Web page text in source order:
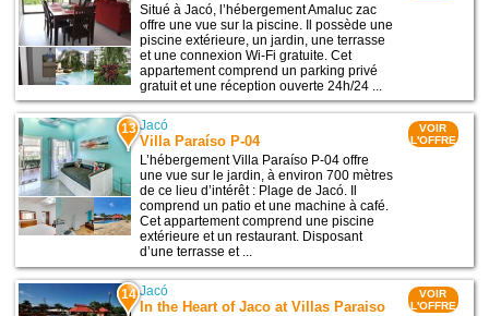
Situé à Jacó, l’hébergement Amaluc zac
offre une vue sur la piscine. Il possède une
piscine extérieure, un jardin, une terrasse
et une connexion Wi-Fi gratuite. Cet
appartement comprend un parking privé
gratuit et une réception ouverte 24h/24 ...
13 Jacó
Villa Paraíso P-04
L’hébergement Villa Paraíso P-04 offre
une vue sur le jardin, à environ 700 mètres
de ce lieu d’intérêt : Plage de Jacó. Il
comprend un patio et une machine à café.
Cet appartement comprend une piscine
extérieure et un restaurant. Disposant
d’une terrasse et ...
VOIR
L'OFFRE
14 Jacó
In the Heart of Jaco at Villas Paraiso
VOIR
L'OFFRE